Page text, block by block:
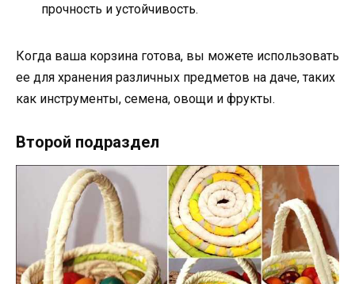
прочность и устойчивость.
Когда ваша корзина готова, вы можете использовать
ее для хранения различных предметов на даче, таких
как инструменты, семена, овощи и фрукты.
Второй подраздел